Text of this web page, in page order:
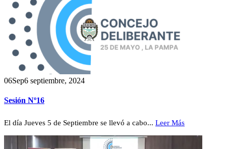
06Sep6 septiembre, 2024
Sesión Nº16
El día Jueves 5 de Septiembre se llevó a cabo... Leer Más